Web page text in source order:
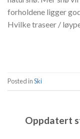
forholdene ligger
Hvilke traseer /
Posted inSki
Oppdatert